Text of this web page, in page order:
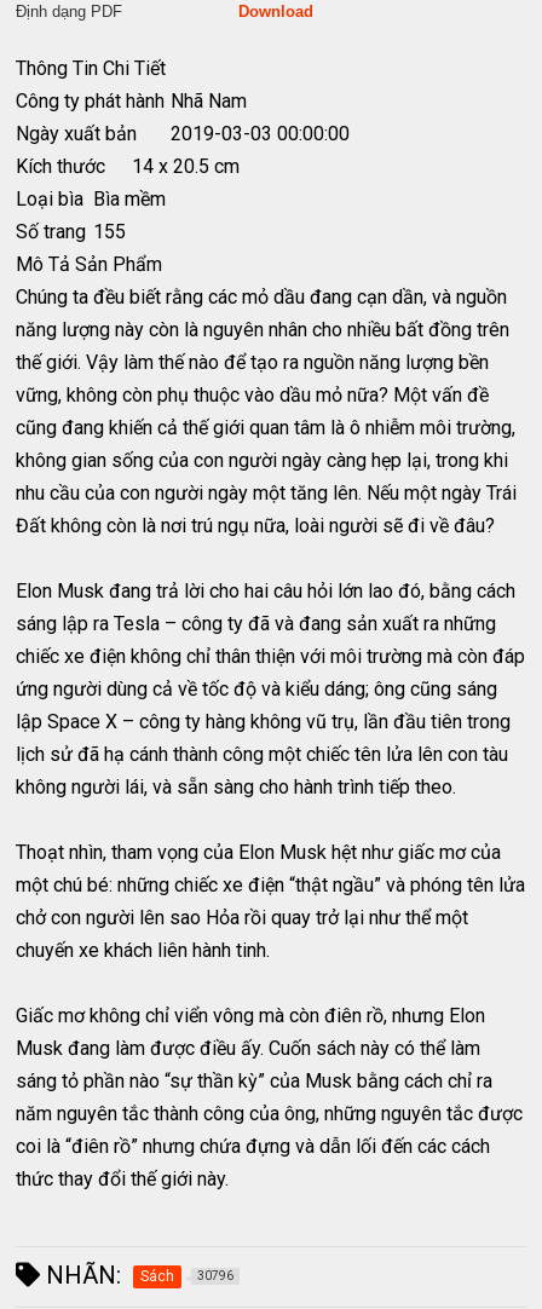
Định dạng PDF Download
Thông Tin Chi Tiết
Công ty phát hành Nhã Nam
Ngày xuất bản
2019-03-03 00:00:00
Kích thước
14 x 20.5 cm
Loại bìa Bìa mềm
Số trang 155
Mô Tả Sản Phẩm
Chúng ta đều biết rằng các mỏ dầu đang cạn dần, và nguồn
năng lượng này còn là nguyên nhân cho nhiều bất đồng trên
thế giới. Vậy làm thế nào để tạo ra nguồn năng lượng bền
vững, không còn phụ thuộc vào dầu mỏ nữa? Một vấn đề
cũng đang khiến cả thế giới quan tâm là ô nhiễm môi trường,
không gian sống của con người ngày càng hẹp lại, trong khi
nhu cầu của con người ngày một tăng lên. Nếu một ngày Trái
Đất không còn là nơi trú ngụ nữa, loài người sẽ đi về đâu?
Elon Musk đang trả lời cho hai câu hỏi lớn lao đó, bằng cách
sáng lập ra Tesla – công ty đã và đang sản xuất ra những
chiếc xe điện không chỉ thân thiện với môi trường mà còn đáp
ứng người dùng cả về tốc độ và kiểu dáng; ông cũng sáng
lập Space X – công ty hàng không vũ trụ, lần đầu tiên trong
lịch sử đã hạ cánh thành công một chiếc tên lửa lên con tàu
không người lái, và sẵn sàng cho hành trình tiếp theo.
Thoạt nhìn, tham vọng của Elon Musk hệt như giấc mơ của
một chú bé: những chiếc xe điện “thật ngầu” và phóng tên lửa
chở con người lên sao Hỏa rồi quay trở lại như thể một
chuyến xe khách liên hành tinh.
Giấc mơ không chỉ viển vông mà còn điên rồ, nhưng Elon
Musk đang làm được điều ấy. Cuốn sách này có thể làm
sáng tỏ phần nào “sự thần kỳ” của Musk bằng cách chỉ ra
năm nguyên tắc thành công của ông, những nguyên tắc được
coi là “điên rồ” nhưng chứa đựng và dẫn lối đến các cách
thức thay đổi thế giới này.
NHÃN: Sách 30796